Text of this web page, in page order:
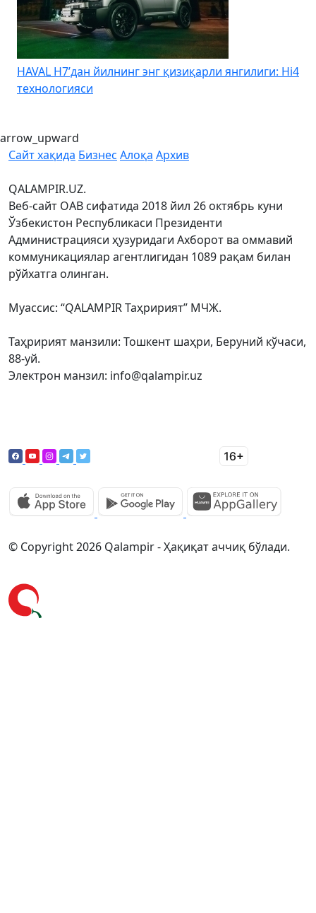
HAVAL H7’дан йилнинг энг қизиқарли янгилиги: Hi4
технологияси
arrow_upward
Сайт хақида Бизнес Алоқа Архив
QALAMPIR.UZ.
Веб-сайт ОАВ сифатида 2018 йил 26 октябрь куни
Ўзбекистон Республикаси Президенти
Администрацияси ҳузуридаги Ахборот ва оммавий
коммуникациялар агентлигидан 1089 рақам билан
рўйхатга олинган.
Муассис: “QALAMPIR Таҳририят” МЧЖ.
Таҳририят манзили: Тошкент шаҳри, Беруний кўчаси,
88-уй.
Электрон манзил: info@qalampir.uz
© Copyright 2026 Qalampir - Ҳақиқат аччиқ бўлади.